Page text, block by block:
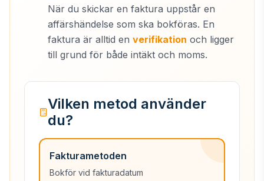
När du skickar en faktura uppstår en
affärshändelse som ska bokföras. En
faktura är alltid en verifikation och ligger
till grund för både intäkt och moms.
Vilken metod använder
du?
Fakturametoden
Bokför vid fakturadatum